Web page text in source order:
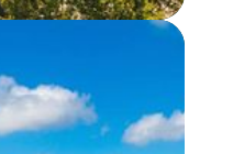
beautiful